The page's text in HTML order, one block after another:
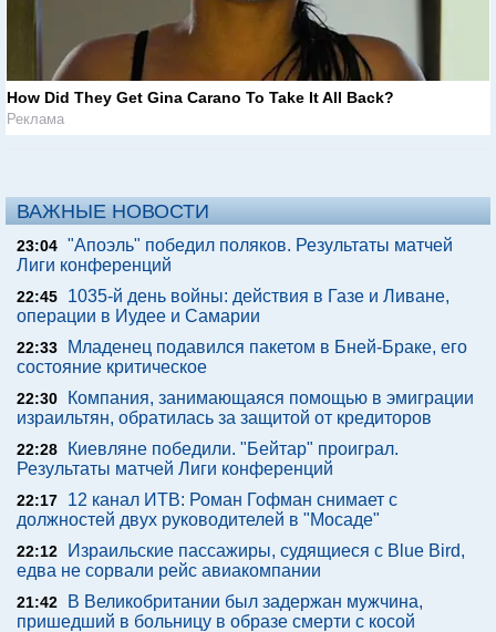
How Did They Get Gina Carano To Take It All Back?
Реклама
ВАЖНЫЕ НОВОСТИ
23:04 "Апоэль" победил поляков. Результаты матчей
Лиги конференций
22:45
1035-й день войны: действия в Газе и Ливане,
операции в Иудее и Самарии
22:33
Младенец подавился пакетом в Бней-Браке, его
состояние критическое
22:30
Компания, занимающаяся помощью в эмиграции
израильтян, обратилась за защитой от кредиторов
22:28
Киевляне победили. "Бейтар" проиграл.
Результаты матчей Лиги конференций
22:17
12 канал ИТВ: Роман Гофман снимает с
должностей двух руководителей в "Мосаде"
22:12
Израильские пассажиры, судящиеся с Blue Bird,
едва не сорвали рейс авиакомпании
21:42
В Великобритании был задержан мужчина,
пришедший в больницу в образе смерти с косой